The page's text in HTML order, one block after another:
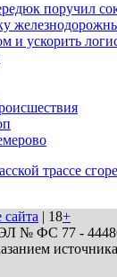
поручил
и ускорить
трассе
| 18+
№ ФС 77 - 44486